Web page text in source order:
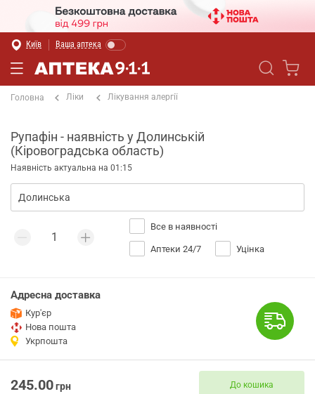
Київ Ваша аптека
Головна Ліки Лікування алергії
Рупафін - наявність у Долинській
(Кіровоградська область)
Наявність актуальна на 01:15
Все в наявності
Аптеки 24/7 Уцінка
Адресна доставка
Кур'єр
Нова пошта
Укрпошта
245.00грн До кошика